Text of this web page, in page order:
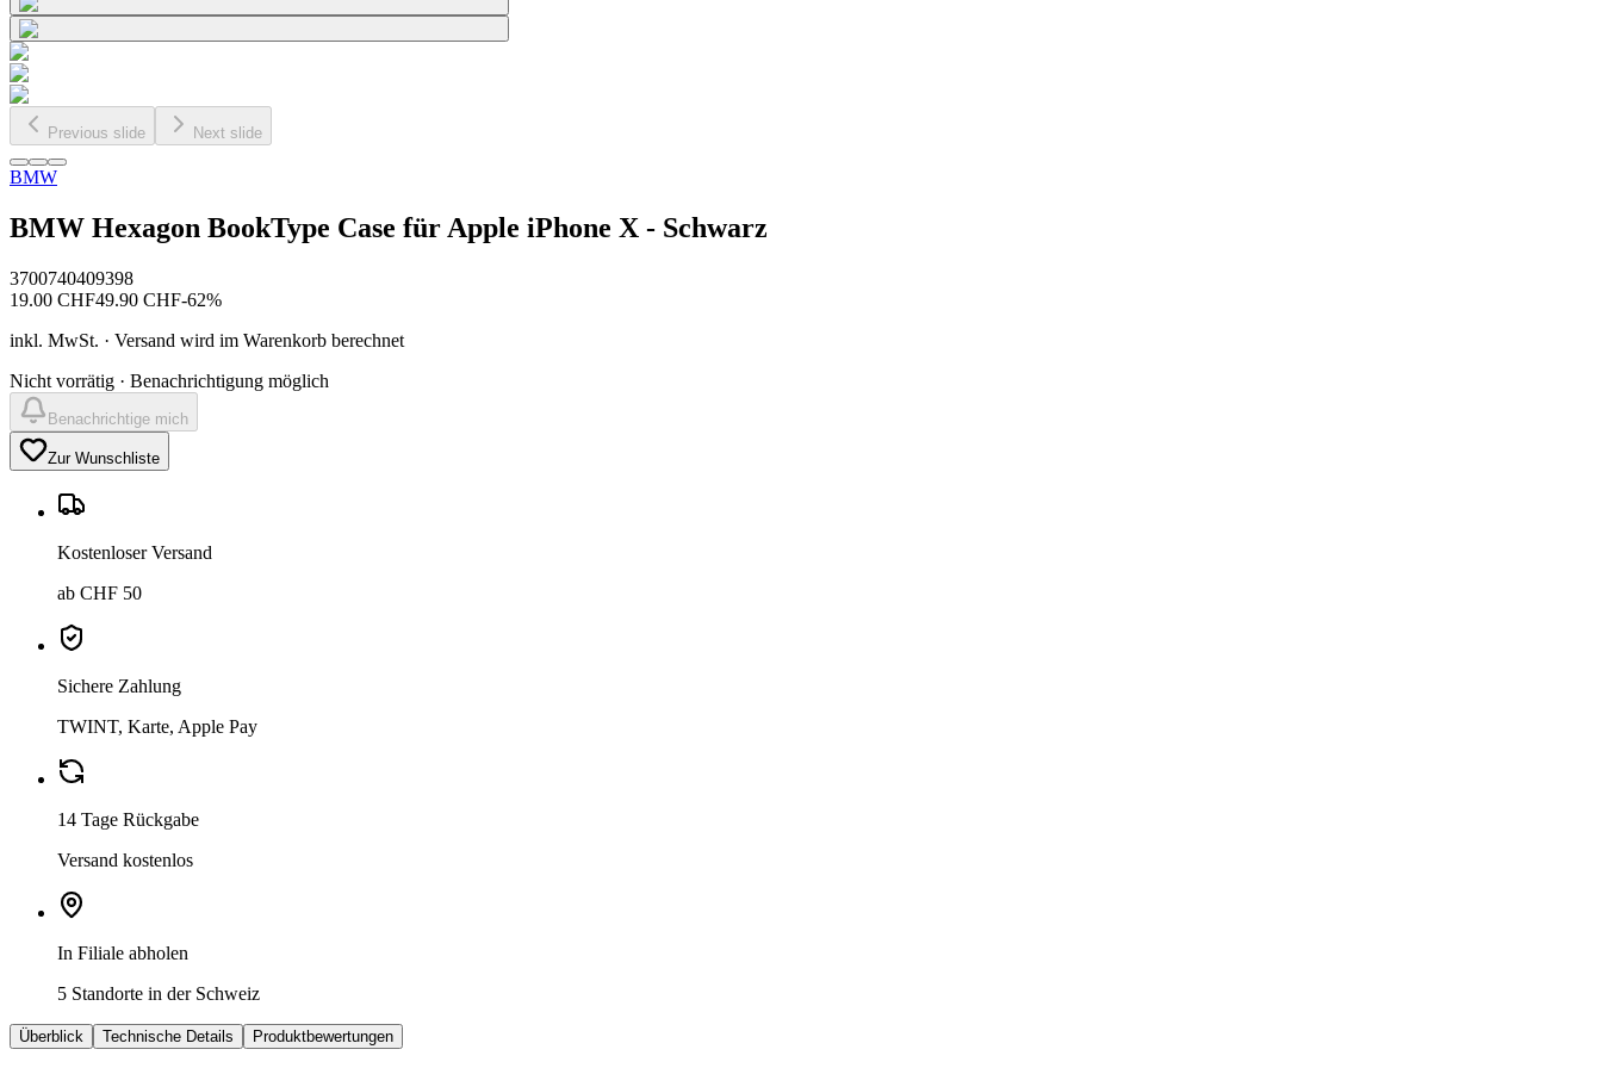
Previous slide Next slide
BMW
BMW Hexagon BookType Case für Apple iPhone X - Schwarz
3700740409398
19.00 CHF49.90 CHF-62%
inkl. MwSt. · Versand wird im Warenkorb berechnet
Nicht vorrätig · Benachrichtigung möglich
Benachrichtige mich
Zur Wunschliste
Kostenloser Versand
ab CHF 50
Sichere Zahlung
TWINT, Karte, Apple Pay
14 Tage Rückgabe
Versand kostenlos
In Filiale abholen
5 Standorte in der Schweiz
Überblick Technische Details Produktbewertungen